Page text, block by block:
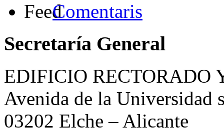
Comentaris
Secretaría General
EDIFICIO RECTORADO
Avenida de la Universidad
03202 Elche – Alicante